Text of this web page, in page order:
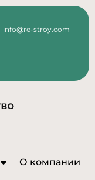
info@re-stroy.com
О компании